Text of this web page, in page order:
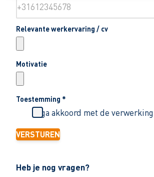
Relevante werkervaring / cv
Motivatie
Toestemming *
Ik ga akkoord met de
VERSTUREN
Heb je nog vragen?